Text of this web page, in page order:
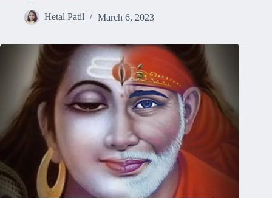
Hetal Patil March 6, 2023